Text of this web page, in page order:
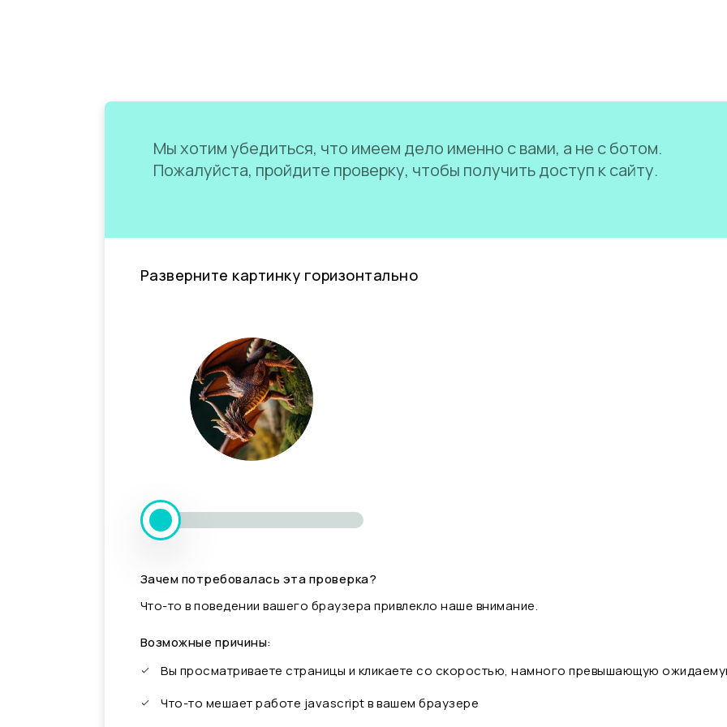
Мы хотим убедиться, что имеем дело именно с вами, а не с ботом.
Пожалуйста, пройдите проверку, чтобы получить доступ к сайту.
Разверните картинку горизонтально
Зачем потребовалась эта проверка?
Что-то в поведении вашего браузера привлекло наше внимание.
Возможные причины:
Вы просматриваете страницы и кликаете со скоростью, намного превышающую
Что-то мешает работе javascript в вашем браузере